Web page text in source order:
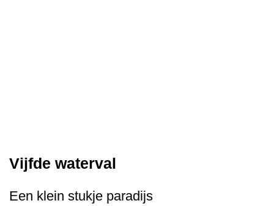
Vijfde waterval
Een klein stukje paradijs